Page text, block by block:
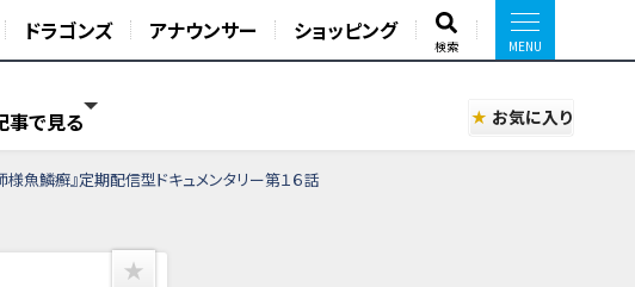
ドラゴンズ アナウンサー ショッピング
検索
事で見る お気に入り
魚鱗癬』定期配信型ドキュメンタリー第１６話